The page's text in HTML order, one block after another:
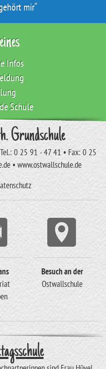
mir“
Infos
Schule
Grundschule
0 25 91 - 47 41 • Fax: 0 25
• www.ostwallschule.de
Besuch an der
Ostwallschule